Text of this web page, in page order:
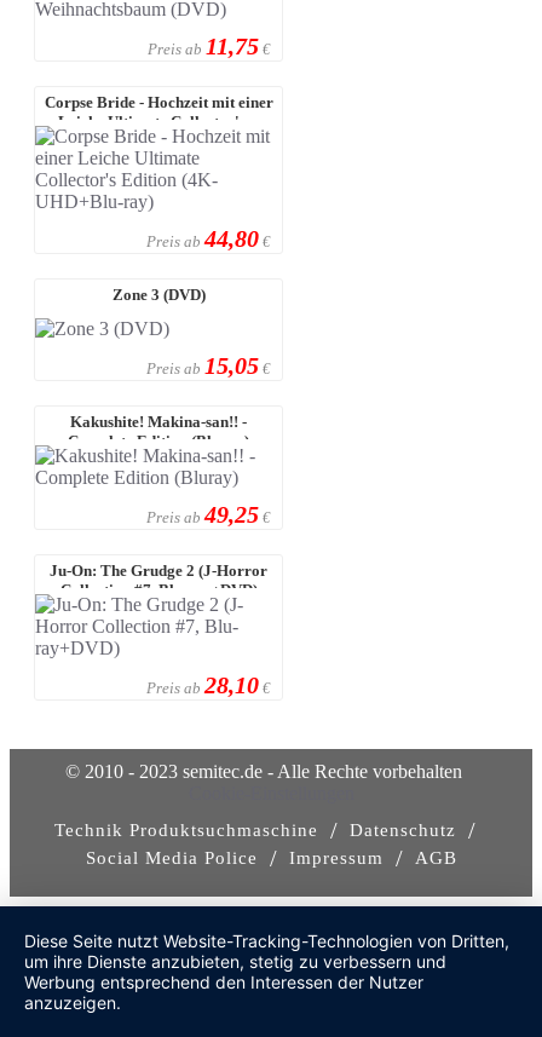
Preis ab 11,75 €
Corpse Bride - Hochzeit mit einer
Leiche Ultimate Collector's ...
Preis ab 44,80 €
Zone 3 (DVD)
Preis ab 15,05 €
Kakushite! Makina-san!! -
Complete Edition (Bluray)
Preis ab 49,25 €
Ju-On: The Grudge 2 (J-Horror
Collection #7, Blu-ray+DVD)
Preis ab 28,10 €
© 2010 - 2023 semitec.de - Alle Rechte vorbehalten
Technik Produktsuchmaschine / Datenschutz /
Social Media Police / Impressum / AGB
Diese Seite nutzt Website-Tracking-Technologien von Dritten,
um ihre Dienste anzubieten, stetig zu verbessern und
Werbung entsprechend den Interessen der Nutzer
anzuzeigen.